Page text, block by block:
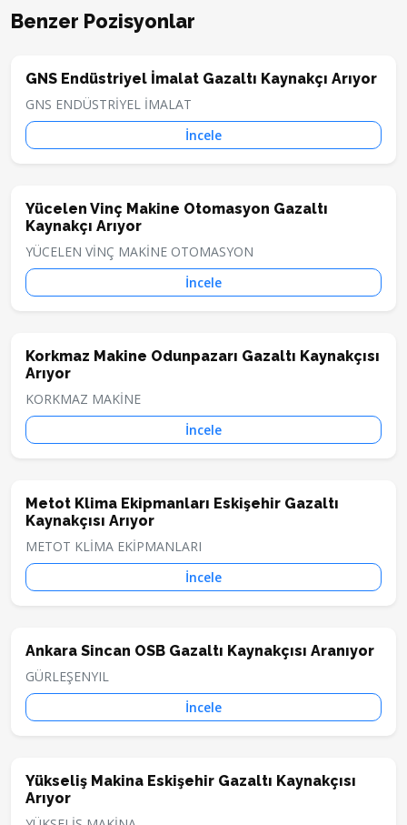
Benzer Pozisyonlar
GNS Endüstriyel İmalat Gazaltı Kaynakçı Arıyor
GNS ENDÜSTRİYEL İMALAT
İncele
Yücelen Vinç Makine Otomasyon Gazaltı
Kaynakçı Arıyor
YÜCELEN VİNÇ MAKİNE OTOMASYON
İncele
Korkmaz Makine Odunpazarı Gazaltı Kaynakçısı
Arıyor
KORKMAZ MAKİNE
İncele
Metot Klima Ekipmanları Eskişehir Gazaltı
Kaynakçısı Arıyor
METOT KLİMA EKİPMANLARI
İncele
Ankara Sincan OSB Gazaltı Kaynakçısı Aranıyor
GÜRLEŞENYIL
İncele
Yükseliş Makina Eskişehir Gazaltı Kaynakçısı
Arıyor